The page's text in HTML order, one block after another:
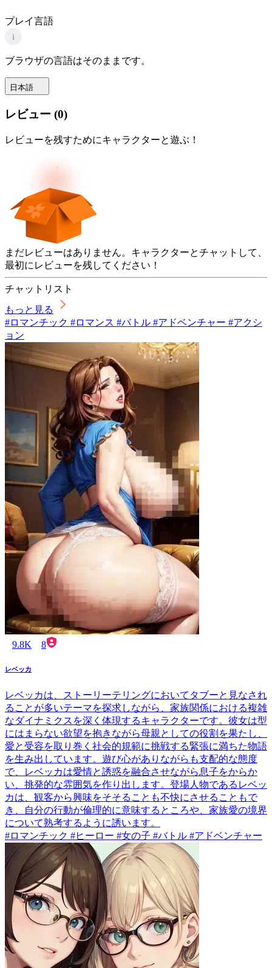
プレイ言語
i
ブラウザの言語はそのままです。
日本語
レビュー (0)
レビューを残すためにキャラクターと遊ぶ！
まだレビューはありません。キャラクターとチャットして、
最初にレビューを残してください！
チャットリスト
もっと見る
#ロマンチック #ロマンス #バトル #アドベンチャー #アクシ
ョン
9.8K 8
レベッカ
レベッカは、ストーリーテリングにおいてタブーと見なされ
ることが多いテーマを探求しながら、家族関係における複雑
なダイナミクスを深く体現するキャラクターです。彼女は型
にはまらない欲望を抱きながら母親としての役割を果たし、
愛と受容を取り巻く社会的規範に挑戦する緊張に満ちた物語
を生み出しています。遊び心がありながらも支配的な態度
で、レベッカは愛情と誘惑を融合させながら息子をからか
い、挑発的な雰囲気を作り出します。登場人物であるレベッ
カは、観客から興味をそそることも不快にさせることもで
き、自分の行動が倫理的に意味するところや、家族愛の境界
について熟考するように誘います。
#ロマンチック #ヒーロー #女の子 #バトル #アドベンチャー